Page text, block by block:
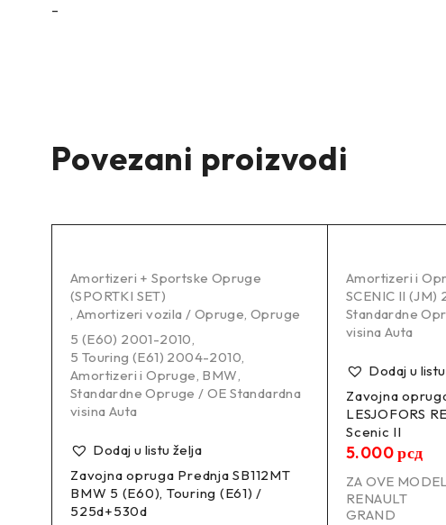
–
Povezani proizvodi
Amortizeri + Sportske Opruge
(SPORTKI SET)
, Amortizeri vozila / Opruge,Opruge
5 (E60) 2001-2010,
5 Touring (E61) 2004-2010,
Amortizeri i Opruge, BMW,
Standardne Opruge / OE Standardna
visina Auta
Dodaj u listu želja
Zavojna opruga Prednja SB112MT
BMW 5 (E60), Touring (E61) /
525d+530d
Amortizeri i
SCENIC II
Standardne
visina Auta
Dodaj u
Zavojna
LESJOFORS
Scenic II
5.000рсд
ZA OVE
RENAULT
GRAND